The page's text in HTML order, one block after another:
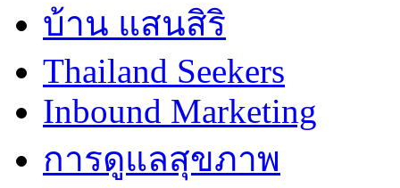
บ้าน แสนสิริ
Thailand Seekers
Inbound Marketing
การดูแลสุขภาพ